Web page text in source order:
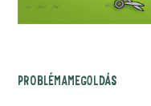
PROBLÉMAMEGOLDÁS